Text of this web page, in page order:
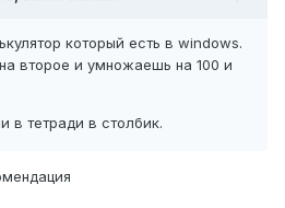
который есть в windows.
второе и умножаешь на 100 и
в тетради в столбик.